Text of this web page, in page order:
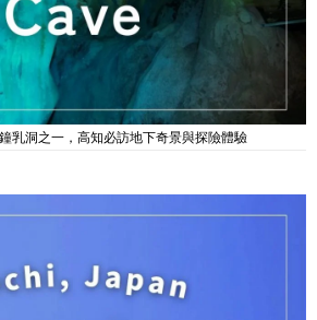
乳洞之一，高知必訪地下奇景與探險體驗